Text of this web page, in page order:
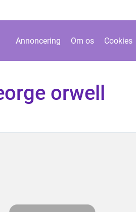
Annoncering Om os Cookies
orwell